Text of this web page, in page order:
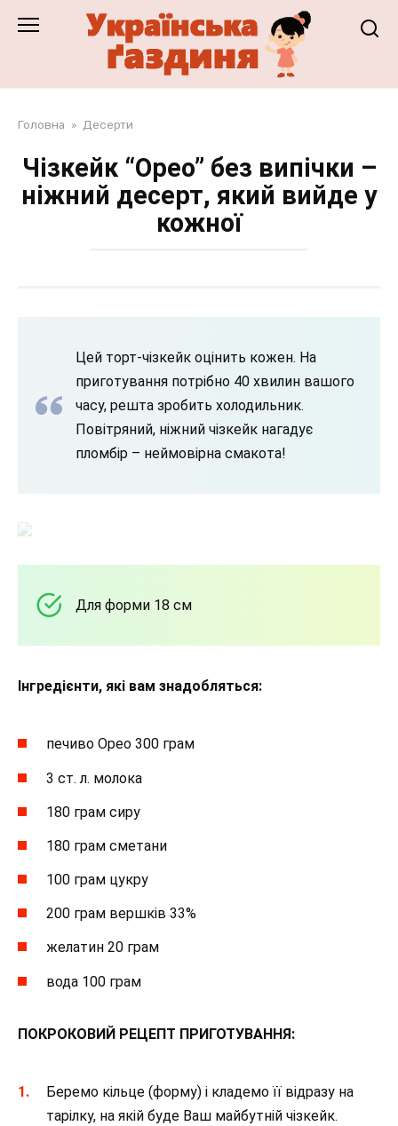
Головна » Десерти
Чізкейк “Орео” без випічки –
ніжний десерт, який вийде у
кожної
Цей торт-чізкейк оцінить кожен. На
приготування потрібно 40 хвилин вашого
часу, решта зробить холодильник.
Повітряний, ніжний чізкейк нагадує
пломбір – неймовірна смакота!
Для форми 18 см
Інгредієнти, які вам знадобляться:
печиво Орео 300 грам
3 ст. л. молока
180 грам сиру
180 грам сметани
100 грам цукру
200 грам вершків 33%
желатин 20 грам
вода 100 грам
ПОКРОКОВИЙ РЕЦЕПТ ПРИГОТУВАННЯ:
Беремо кільце (форму) і кладемо її відразу на
тарілку, на якій буде Ваш майбутній чізкейк.